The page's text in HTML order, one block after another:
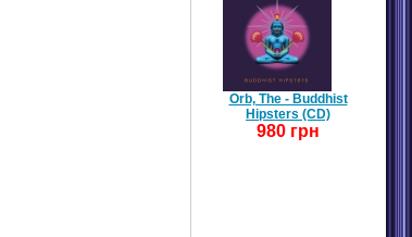
Orb, The - Buddhist
Hipsters (CD)
980 грн